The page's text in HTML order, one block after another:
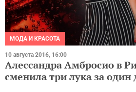
МОДА И КРАСОТА
10 августа 2016, 16:00
Алессандра Амбросио в
сменила три лука за один